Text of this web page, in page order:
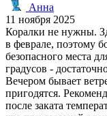
Анна
11 ноября 2025
Коралки не нужны.
в феврале, поэтому
безопасного места
градусов -
Вечером бывает
пригодятся.
после заката